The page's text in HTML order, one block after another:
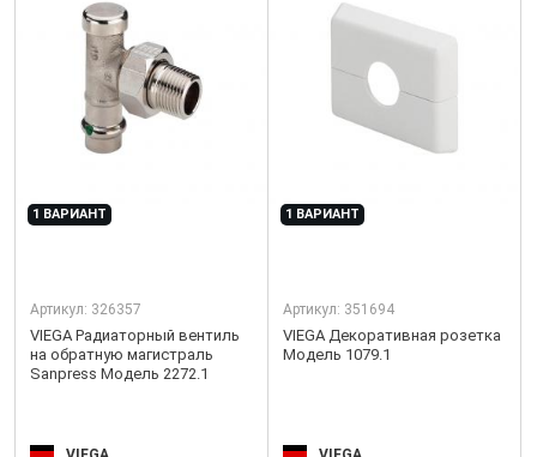
1 ВАРИАНТ
Артикул: 326357
VIEGA Радиаторный вентиль
на обратную магистраль
Sanpress Модель 2272.1
1 ВАРИАНТ
Артикул: 351694
VIEGA Декоративная розетка
Модель 1079.1